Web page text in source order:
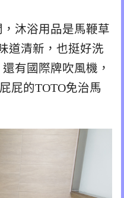
沐浴用品是馬鞭草
道清新，也挺好洗
有國際牌吹風機，
屁的TOTO免治馬